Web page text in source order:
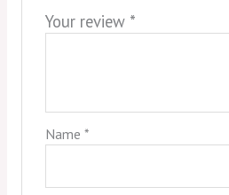
Your review *
Name *